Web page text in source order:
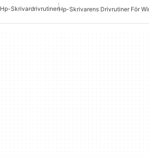
Hp-Skrivardrivrutiner